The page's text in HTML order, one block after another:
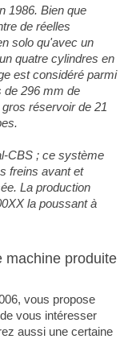
1986. Bien que
de réelles
solo qu'avec un
quatre cylindres en
est considéré parmi
de 296 mm de
réservoir de 21
CBS ; ce système
freins avant et
La production
la poussant à
machine produite
vous propose
vous intéresser
aussi une certaine